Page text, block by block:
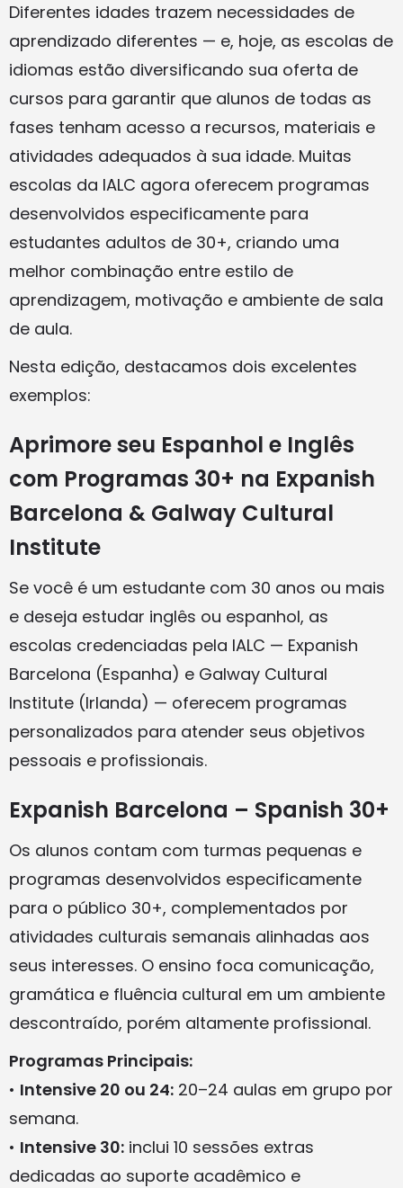
Diferentes idades trazem necessidades de
aprendizado diferentes — e, hoje, as escolas de
idiomas estão diversificando sua oferta de
cursos para garantir que alunos de todas as
fases tenham acesso a recursos, materiais e
atividades adequados à sua idade. Muitas
escolas da IALC agora oferecem programas
desenvolvidos especificamente para
estudantes adultos de 30+, criando uma
melhor combinação entre estilo de
aprendizagem, motivação e ambiente de sala
de aula.
Nesta edição, destacamos dois excelentes
exemplos:
Aprimore seu Espanhol e Inglês
com Programas 30+ na Expanish
Barcelona & Galway Cultural
Institute
Se você é um estudante com 30 anos ou mais
e deseja estudar inglês ou espanhol, as
escolas credenciadas pela IALC — Expanish
Barcelona (Espanha) e Galway Cultural
Institute (Irlanda) — oferecem programas
personalizados para atender seus objetivos
pessoais e profissionais.
Expanish Barcelona – Spanish 30+
Os alunos contam com turmas pequenas e
programas desenvolvidos especificamente
para o público 30+, complementados por
atividades culturais semanais alinhadas aos
seus interesses. O ensino foca comunicação,
gramática e fluência cultural em um ambiente
descontraído, porém altamente profissional.
Programas Principais:
• Intensive 20 ou 24: 20–24 aulas em grupo por
semana.
• Intensive 30: inclui 10 sessões extras
dedicadas ao suporte acadêmico e